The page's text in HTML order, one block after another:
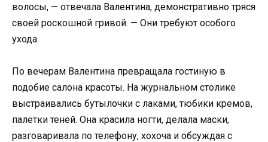
волосы, — отвечала Валентина, демонстративно тряся
своей роскошной гривой. — Они требуют особого
ухода.
По вечерам Валентина превращала гостиную в
подобие салона красоты. На журнальном столике
выстраивались бутылочки с лаками, тюбики кремов,
палетки теней. Она красила ногти, делала маски,
разговаривала по телефону, хохоча и обсуждая с